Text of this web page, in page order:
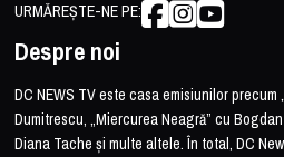
URMĂREȘTE-NE PE:
Despre noi
DC NEWS TV este casa emisiunilor precum
Dumitrescu, „Miercurea Neagră” cu
Diana Tache și multe altele. În total, DC